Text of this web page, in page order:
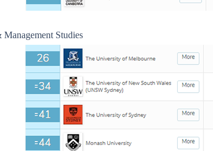
Management Studies